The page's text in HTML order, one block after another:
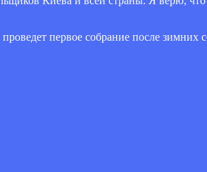
первое собрание после зимних